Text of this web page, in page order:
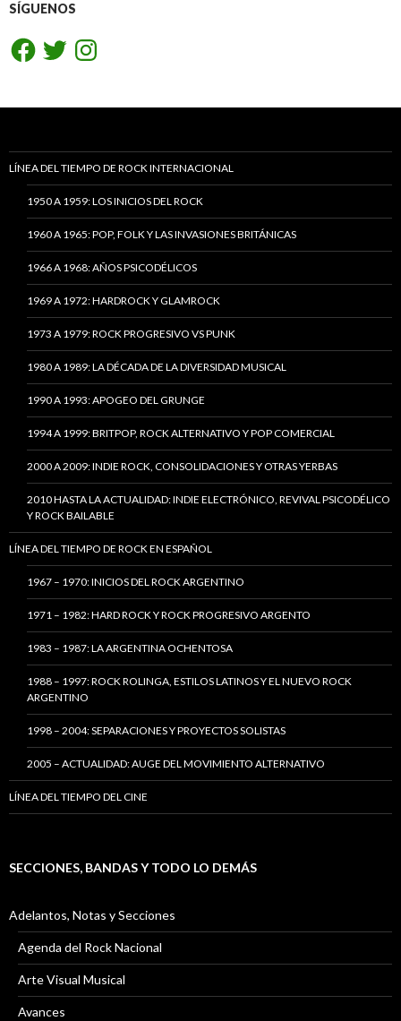
SÍGUENOS
FacebookTwitterInstagram
LÍNEA DEL TIEMPO DE ROCK INTERNACIONAL
1950 A 1959: LOS INICIOS DEL ROCK
1960 A 1965: POP, FOLK Y LAS INVASIONES BRITÁNICAS
1966 A 1968: AÑOS PSICODÉLICOS
1969 A 1972: HARDROCK Y GLAMROCK
1973 A 1979: ROCK PROGRESIVO VS PUNK
1980 A 1989: LA DÉCADA DE LA DIVERSIDAD MUSICAL
1990 A 1993: APOGEO DEL GRUNGE
1994 A 1999: BRITPOP, ROCK ALTERNATIVO Y POP COMERCIAL
2000 A 2009: INDIE ROCK, CONSOLIDACIONES Y OTRAS YERBAS
2010 HASTA LA ACTUALIDAD: INDIE ELECTRÓNICO, REVIVAL PSICODÉLICO
Y ROCK BAILABLE
LÍNEA DEL TIEMPO DE ROCK EN ESPAÑOL
1967 – 1970: INICIOS DEL ROCK ARGENTINO
1971 – 1982: HARD ROCK Y ROCK PROGRESIVO ARGENTO
1983 – 1987: LA ARGENTINA OCHENTOSA
1988 – 1997: ROCK ROLINGA, ESTILOS LATINOS Y EL NUEVO ROCK
ARGENTINO
1998 – 2004: SEPARACIONES Y PROYECTOS SOLISTAS
2005 – ACTUALIDAD: AUGE DEL MOVIMIENTO ALTERNATIVO
LÍNEA DEL TIEMPO DEL CINE
SECCIONES, BANDAS Y TODO LO DEMÁS
Adelantos, Notas y Secciones
Agenda del Rock Nacional
Arte Visual Musical
Avances